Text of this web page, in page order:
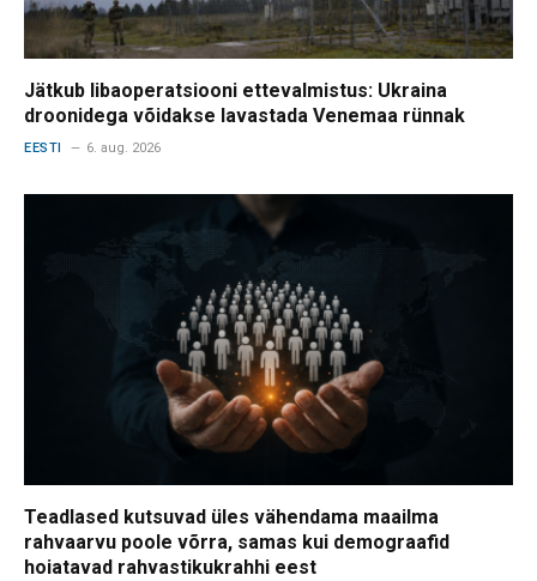
Jätkub libaoperatsiooni ettevalmistus: Ukraina
droonidega võidakse lavastada Venemaa rünnak
EESTI 6. aug. 2026
Teadlased kutsuvad üles vähendama maailma
rahvaarvu poole võrra, samas kui demograafid
hoiatavad rahvastikukrahhi eest